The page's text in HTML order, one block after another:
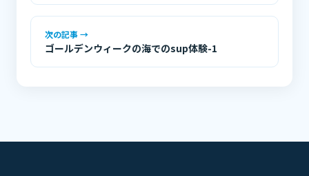
次の記事 →
ゴールデンウィークの海でのsup体験-1